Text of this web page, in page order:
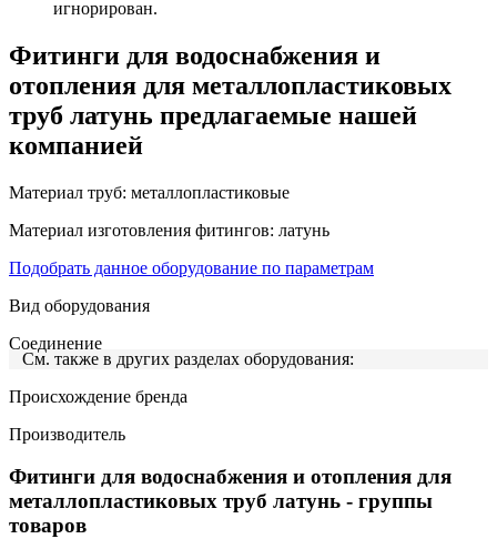
игнорирован.
Фитинги для водоснабжения и
отопления для металлопластиковых
труб латунь предлагаемые нашей
компанией
Материал труб: металлопластиковые
Материал изготовления фитингов: латунь
Подобрать данное оборудование по параметрам
Вид оборудования
Соединение
См. также в других разделах оборудования:
Происхождение бренда
Производитель
Фитинги для водоснабжения и отопления для
металлопластиковых труб латунь - группы
товаров